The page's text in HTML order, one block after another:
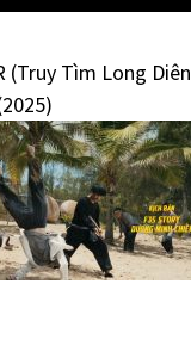
(Truy Tìm Long